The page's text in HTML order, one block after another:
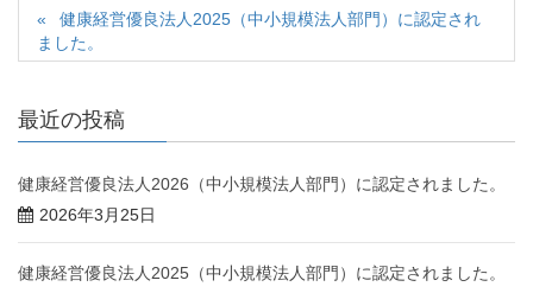
健康経営優良法人2025（中小規模法人部門）に認定され
ました。
最近の投稿
健康経営優良法人2026（中小規模法人部門）に認定されました。
2026年3月25日
健康経営優良法人2025（中小規模法人部門）に認定されました。